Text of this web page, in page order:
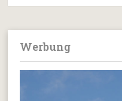
Werbung